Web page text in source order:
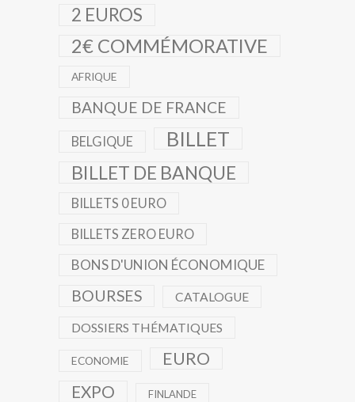
2 EUROS
2€ COMMÉMORATIVE
AFRIQUE
BANQUE DE FRANCE
BELGIQUE BILLET
BILLET DE BANQUE
BILLETS 0 EURO
BILLETS ZERO EURO
BONS D'UNION ÉCONOMIQUE
BOURSES CATALOGUE
DOSSIERS THÉMATIQUES
ECONOMIE EURO
EXPO FINLANDE